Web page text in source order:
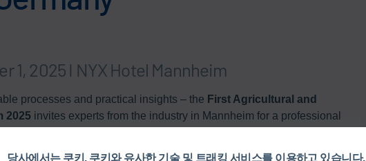
당사에서는 쿠키, 쿠키와 유사한 기술 및 트래킹 서비스를 이용하고 있습니다.
1, 2025 I NYX Hotel Mannheim
processes and practical insights – the First Agricultural and
2025 invites experts from the industry in Mannheim for a professional
current developments in painting technology, pre-treatment and
construction machinery.